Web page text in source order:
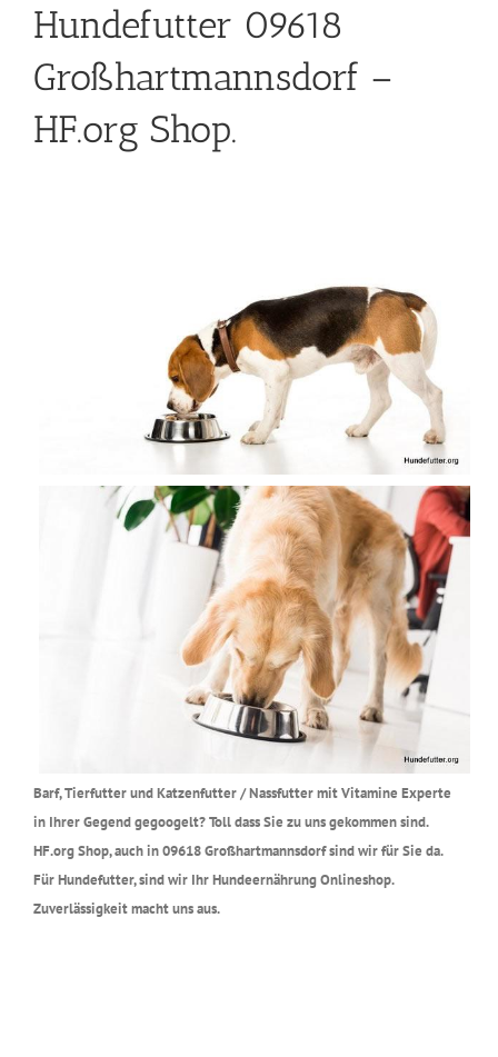
Hundefutter 09618
Großhartmannsdorf –
HF.org Shop.
Barf, Tierfutter und Katzenfutter / Nassfutter mit Vitamine Experte
in Ihrer Gegend gegoogelt? Toll dass Sie zu uns gekommen sind.
HF.org Shop, auch in 09618 Großhartmannsdorf sind wir für Sie da.
Für Hundefutter, sind wir Ihr Hundeernährung Onlineshop.
Zuverlässigkeit macht uns aus.